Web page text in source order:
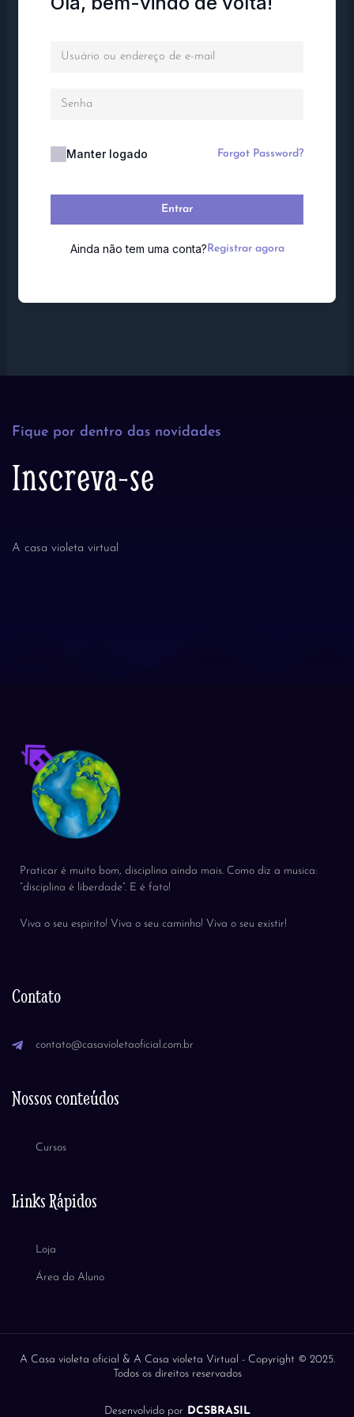
Manter logado Forgot Password?
Entrar
Ainda não tem uma conta? Registrar agora
Fique por dentro das novidades
Inscreva-se
A casa violeta virtual
Praticar é muito bom, disciplina ainda mais. Como diz a musica:
“disciplina é liberdade”. E é fato!
Viva o seu espirito! Viva o seu caminho! Viva o seu existir!
Contato
contato@casavioletaoficial.com.br
Nossos conteúdos
Cursos
Links Rápidos
Loja
Área do Aluno
A Casa violeta oficial & A Casa violeta Virtual - Copyright © 2025.
Todos os direitos reservados
Desenvolvido porDCSBRASIL